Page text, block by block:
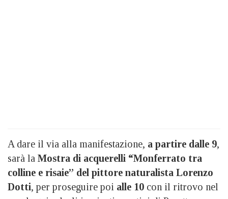
A dare il via alla manifestazione, a partire dalle 9,
sarà la Mostra di acquerelli “Monferrato tra
colline e risaie” del pittore naturalista Lorenzo
Dotti, per proseguire poi alle 10 con il ritrovo nel